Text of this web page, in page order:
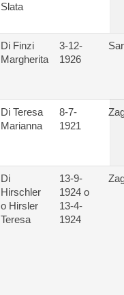
Slata
Di Finzi
Margherita
3-12-
1926
Di Teresa
Marianna
8-7-
1921
Di
Hirschler
o Hirsler
Teresa
13-9-
1924 o
13-4-
1924